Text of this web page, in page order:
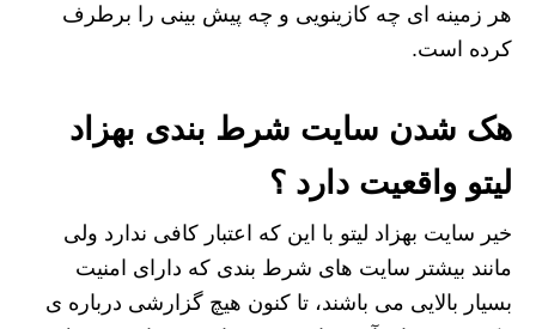
هر زمینه ای چه کازینویی و چه پیش بینی را برطرف
کرده است.
هک شدن سایت شرط بندی بهزاد
لیتو واقعیت دارد ؟
خیر سایت بهزاد لیتو با این که اعتبار کافی ندارد ولی
مانند بیشتر سایت‌ های شرط‌ بندی که دارای امنیت
بسیار بالایی می‌ باشند، تا کنون هیچ گزارشی درباره ی